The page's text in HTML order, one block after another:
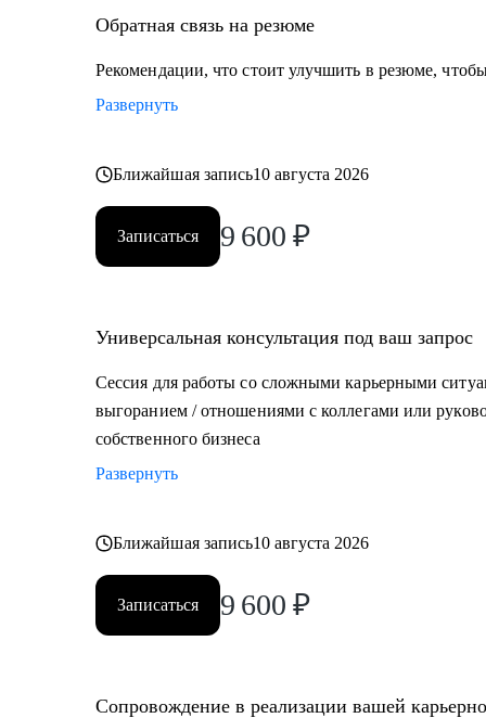
Обратная связь на резюме
Рекомендации, что стоит улучшить в резюме,
Развернуть
Ближайшая запись10 августа 2026
Записаться 9 600 ₽
Универсальная консультация под ваш запрос
Сессия для работы со сложными карьерными
выгоранием / отношениями с коллегами или
собственного бизнеса
Развернуть
Ближайшая запись10 августа 2026
Записаться 9 600 ₽
Сопровождение в реализации вашей